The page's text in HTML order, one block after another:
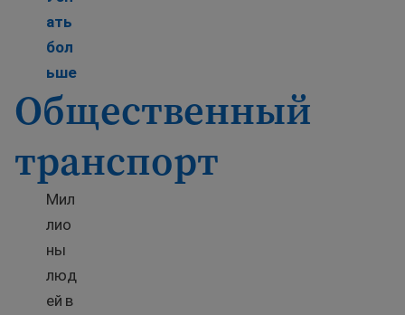
ать
бол
ьшеLearn more about Translated U.S. driver’s
Общественный
транспорт
Мил
лио
ны
люд
ей в